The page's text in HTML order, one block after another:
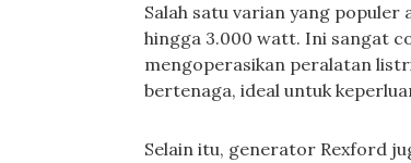
Salah satu varian yang populer
hingga 3.000 watt. Ini sangat
mengoperasikan peralatan
bertenaga, ideal untuk
Selain itu, generator Rexford